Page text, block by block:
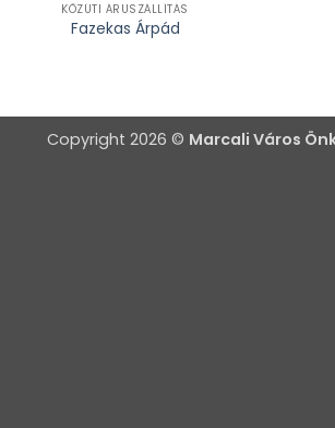
KÖZÚTI ÁRUSZÁLLÍTÁS
Fazekas Árpád
Copyright 2026 © Marcali Város